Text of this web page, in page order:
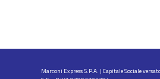
Marconi Express S.P.A. | Capitale Sociale